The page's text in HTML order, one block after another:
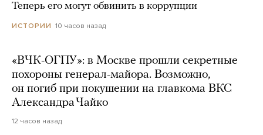
Теперь его могут обвинить в коррупции
ИСТОРИИ 10 часов назад
«ВЧК-ОГПУ»: в Москве прошли секретные
похороны генерал-майора. Возможно,
он погиб при покушении на главкома ВКС
Александра Чайко
12 часов назад